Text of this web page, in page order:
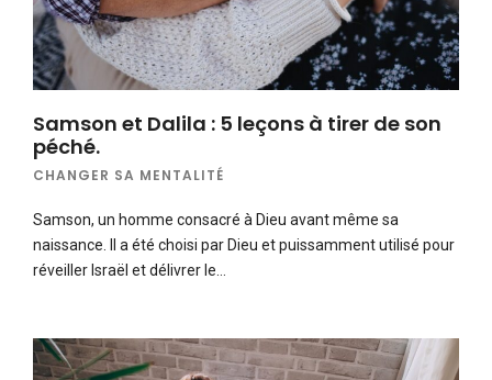
Samson et Dalila : 5 leçons à tirer de son
péché.
CHANGER SA MENTALITÉ
Samson, un homme consacré à Dieu avant même sa
naissance. Il a été choisi par Dieu et puissamment utilisé pour
réveiller Israël et délivrer le…